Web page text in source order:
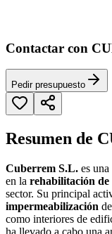
Contactar con
Pedir presupuesto
Resumen de
Cuberrem S.L. es
en la rehabilitación de
sector. Su principal
impermeabilización
como interiores de